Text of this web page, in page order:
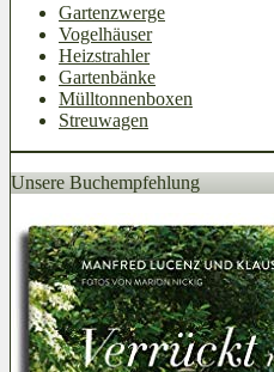
Gartenzwerge
Vogelhäuser
Heizstrahler
Gartenbänke
Mülltonnenboxen
Streuwagen
Unsere Buchempfehlung